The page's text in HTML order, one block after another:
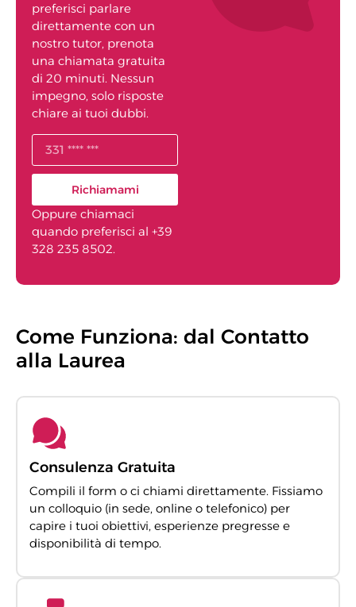
preferisci parlare
direttamente con un
nostro tutor, prenota
una chiamata gratuita
di 20 minuti. Nessun
impegno, solo risposte
chiare ai tuoi dubbi.
Richiamami
Oppure chiamaci
quando preferisci al +39
328 235 8502.
Come Funziona: dal Contatto
alla Laurea
Consulenza Gratuita
Compili il form o ci chiami direttamente. Fissiamo
un colloquio (in sede, online o telefonico) per
capire i tuoi obiettivi, esperienze pregresse e
disponibilità di tempo.